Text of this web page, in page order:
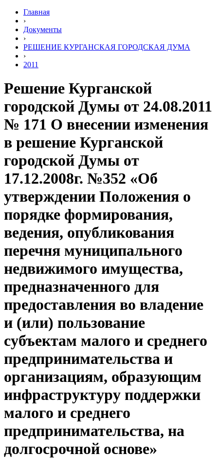
Главная
›
Документы
›
РЕШЕНИЕ КУРГАНСКАЯ ГОРОДСКАЯ ДУМА
›
2011
Решение Курганской
городской Думы от 24.08.2011
№ 171 О внесении изменения
в решение Курганской
городской Думы от
17.12.2008г. №352 «Об
утверждении Положения о
порядке формирования,
ведения, опубликования
перечня муниципального
недвижимого имущества,
предназначенного для
предоставления во владение
и (или) пользование
субъектам малого и среднего
предпринимательства и
организациям, образующим
инфраструктуру поддержки
малого и среднего
предпринимательства, на
долгосрочной основе»